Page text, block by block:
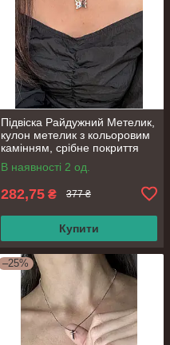
Підвіска Райдужний Метелик,
кулон метелик з кольоровим
камінням, срібне покриття
925 проби, довжина 38+5 см
В наявності 2 од.
282,75 ₴ 377 ₴
Купити
–25%